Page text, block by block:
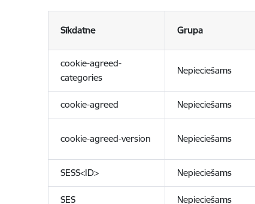
Sīkdatne Grupa
cookie-agreed-
categories
Nepieciešams
cookie-agreed Nepieciešams
cookie-agreed-version Nepieciešams
SESS<ID> Nepieciešams
SES Nepieciešams